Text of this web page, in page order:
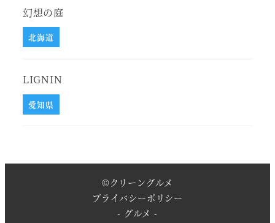
幻想の庭
北海道
LIGNIN
愛知県
©クリーングルメ
プライバシーポリシー
- グルメ -